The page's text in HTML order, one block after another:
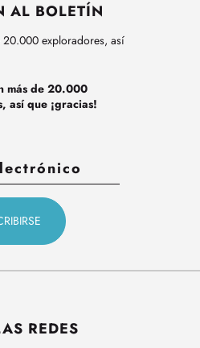
AL BOLETÍN
20.000 exploradores, así
más de 20.000
así que ¡gracias!
REDES